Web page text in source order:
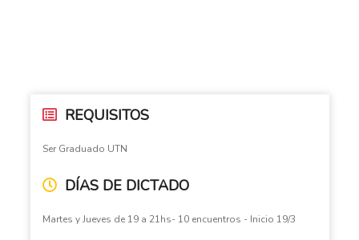
REQUISITOS
Ser Graduado UTN
DÍAS DE DICTADO
Martes y Jueves de 19 a 21hs- 10 encuentros - Inicio 19/3